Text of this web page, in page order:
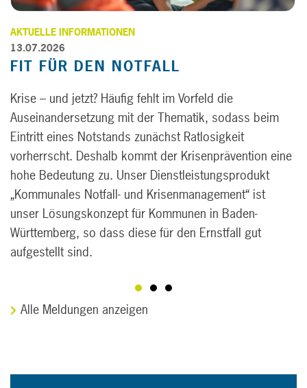
AKTUELLE INFORMATIONEN
13.07.2026
FIT FÜR DEN NOTFALL
Krise – und jetzt? Häufig fehlt im Vorfeld die
Auseinandersetzung mit der Thematik, sodass beim
Eintritt eines Notstands zunächst Ratlosigkeit
vorherrscht. Deshalb kommt der Krisenprävention eine
hohe Bedeutung zu. Unser Dienstleistungsprodukt
„Kommunales Notfall- und Krisenmanagement“ ist
unser Lösungskonzept für Kommunen in Baden-
Württemberg, so dass diese für den Ernstfall gut
aufgestellt sind.
Alle Meldungen anzeigen